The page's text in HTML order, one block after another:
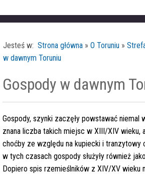
Jesteś w: Strona główna » O Toruniu »
w dawnym Toruniu
Gospody w dawnym
Gospody, szynki zaczęły powstawać
znana liczba takich miejsc w XIII/XIV wieku,
choćby ze względu na kupiecki i tranzytowy
w tych czasach gospody służyły również
Dopiero spis rzemieślników z XIV/XV wieku